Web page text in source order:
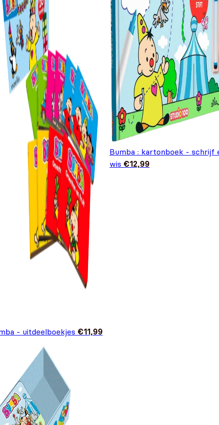
- uitdeelboekjes €11,99
Bumba : kartonboek - schrijf
wis €12,99